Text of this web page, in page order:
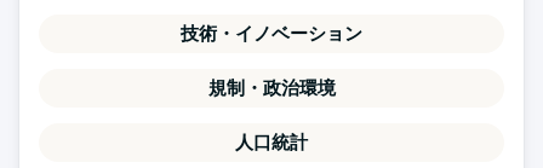
技術・イノベーション
規制・政治環境
人口統計